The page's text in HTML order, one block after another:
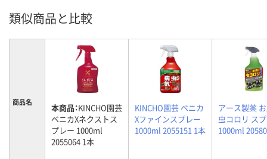
類似商品と比較
商品名 本商品：KINCHO園芸
ベニカXネクストス
プレー 1000ml
2055064 1本
KINCHO園芸 ベニカ
Xファインスプレー
1000ml 2055151 1本
アース製薬
虫コロリ ス
1000ml